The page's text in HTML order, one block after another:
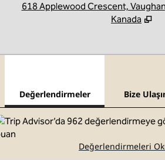
618 Applewood Crescent,
Kanada
Değerlendirmeler Bize
Değerlendirmeleri